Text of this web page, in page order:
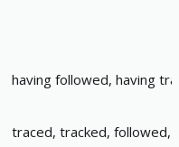
having followed, having
traced, tracked, followed,